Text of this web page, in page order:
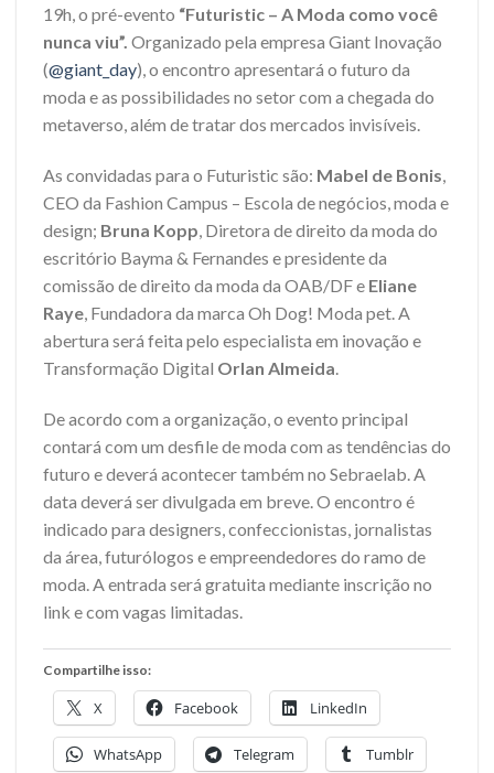
19h, o pré-evento “Futuristic – A Moda como você
nunca viu”. Organizado pela empresa Giant Inovação
(@giant_day), o encontro apresentará o futuro da
moda e as possibilidades no setor com a chegada do
metaverso, além de tratar dos mercados invisíveis.
As convidadas para o Futuristic são: Mabel de Bonis,
CEO da Fashion Campus – Escola de negócios, moda e
design; Bruna Kopp, Diretora de direito da moda do
escritório Bayma & Fernandes e presidente da
comissão de direito da moda da OAB/DF e Eliane
Raye, Fundadora da marca Oh Dog! Moda pet. A
abertura será feita pelo especialista em inovação e
Transformação Digital Orlan Almeida.
De acordo com a organização, o evento principal
contará com um desfile de moda com as tendências do
futuro e deverá acontecer também no Sebraelab. A
data deverá ser divulgada em breve. O encontro é
indicado para designers, confeccionistas, jornalistas
da área, futurólogos e empreendedores do ramo de
moda. A entrada será gratuita mediante inscrição no
link e com vagas limitadas.
Compartilhe isso:
X Facebook LinkedIn
WhatsApp Telegram Tumblr